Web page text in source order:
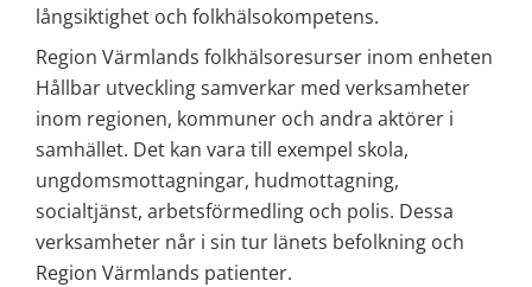
långsiktighet och folkhälsokompetens.
Region Värmlands folkhälsoresurser inom enheten
Hållbar utveckling samverkar med verksamheter
inom regionen, kommuner och andra aktörer i
samhället. Det kan vara till exempel skola,
ungdomsmottagningar, hudmottagning,
socialtjänst, arbetsförmedling och polis. Dessa
verksamheter når i sin tur länets befolkning och
Region Värmlands patienter.